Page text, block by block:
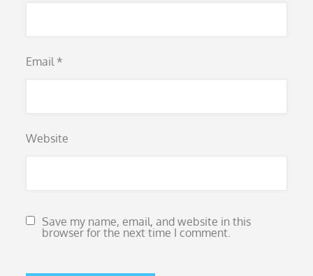
Email *
Website
Save my name, email, and website in this
browser for the next time I comment.